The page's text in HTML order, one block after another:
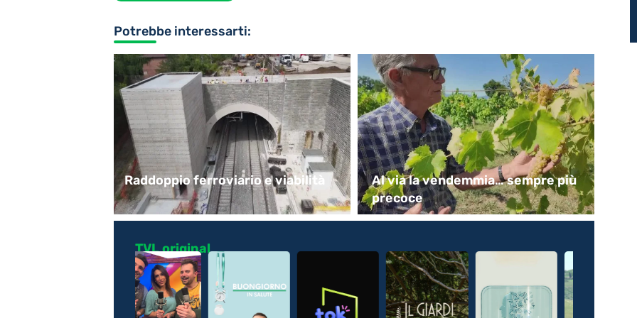
Potrebbe interessarti:
Raddoppio ferroviario e viabilità
Al via la vendemmia… sempre più
precoce
TVL original